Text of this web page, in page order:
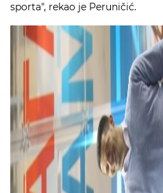
sporta", rekao je Peruničić.